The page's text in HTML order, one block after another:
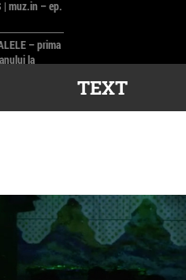
| muz.in – ep.
– prima
la
București
TEXT